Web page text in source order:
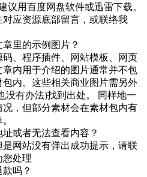
议用百度网盘软件或迅雷下载。
应资源底部留言，或联络我
里的示例图片？
、程序插件、网站模板、网页
内用于介绍的图片通常并不包
内。这些相关商业图片需另外
没有办法)找到出处。 同样地一
，但部分素材会在素材包内有
或者无法查看内容？
网站没有弹出成功提示，请联
您处理
吗？